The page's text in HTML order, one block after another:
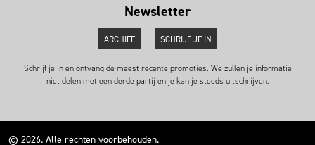
Newsletter
ARCHIEF SCHRIJF JE IN
Schrijf je in en ontvang de meest recente promoties. We zullen je informatie
niet delen met een derde partij en je kan je steeds uitschrijven.
© 2026. Alle rechten voorbehouden.